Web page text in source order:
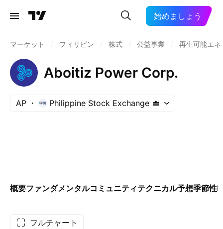
始めましょう
マーケット フィリピン 株式 公益事業 再生可能エ
Aboitiz Power Corp.
AP Philippine Stock Exchange
概要ファンダメンタルコミュニティテクニカル予想季節性
フルチャート